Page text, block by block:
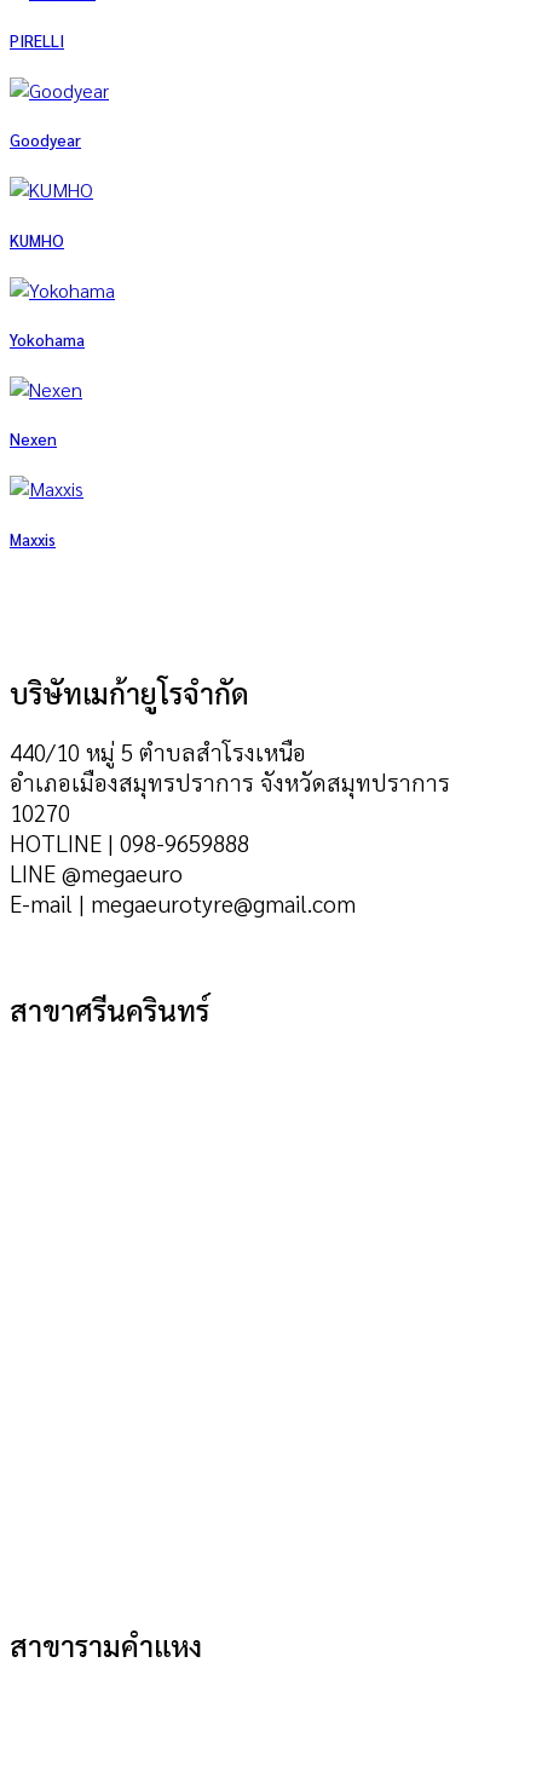
PIRELLI
Goodyear
KUMHO
Yokohama
Nexen
Maxxis
บริษัทเมก้ายูโรจำกัด
440/10 หมู่ 5 ตำบลสำโรงเหนือ
อำเภอเมืองสมุทรปราการ จังหวัดสมุทปราการ
10270
HOTLINE | 098-9659888
LINE @megaeuro
E-mail | megaeurotyre@gmail.com
สาขาศรีนครินทร์
สาขารามคำแหง